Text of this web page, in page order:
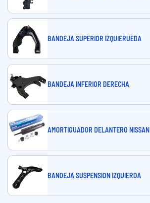
BANDEJA SUPERIOR IZQUIERUEDA
BANDEJA INFERIOR DERECHA
AMORTIGUADOR DELANTERO NISSAN
BANDEJA SUSPENSION IZQUIERDA